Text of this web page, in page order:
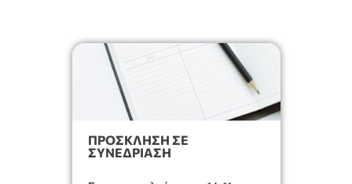
ΠΡΟΣΚΛΗΣΗ ΣΕ
ΣΥΝΕΔΡΊΑΣΗ